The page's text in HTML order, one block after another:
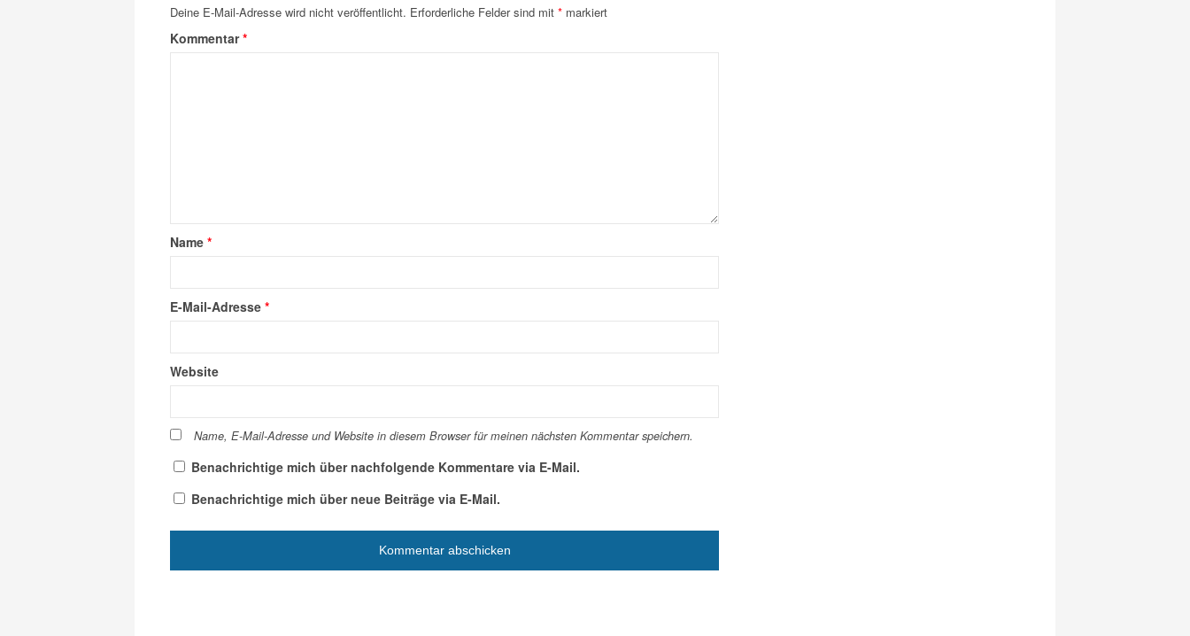
Deine E-Mail-Adresse wird nicht veröffentlicht. Erforderliche Felder sind mit * markiert
Kommentar*
Name *
E-Mail-Adresse *
Website
Name, E-Mail-Adresse und Website in diesem Browser für meinen nächsten Kommentar speichern.
Benachrichtige mich über nachfolgende Kommentare via E-Mail.
Benachrichtige mich über neue Beiträge via E-Mail.